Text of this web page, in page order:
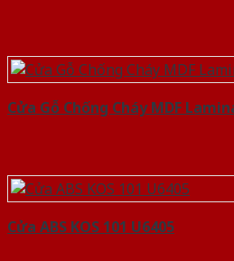
Cửa Gỗ Chống Cháy MDF
Cửa ABS KOS 101 U6405